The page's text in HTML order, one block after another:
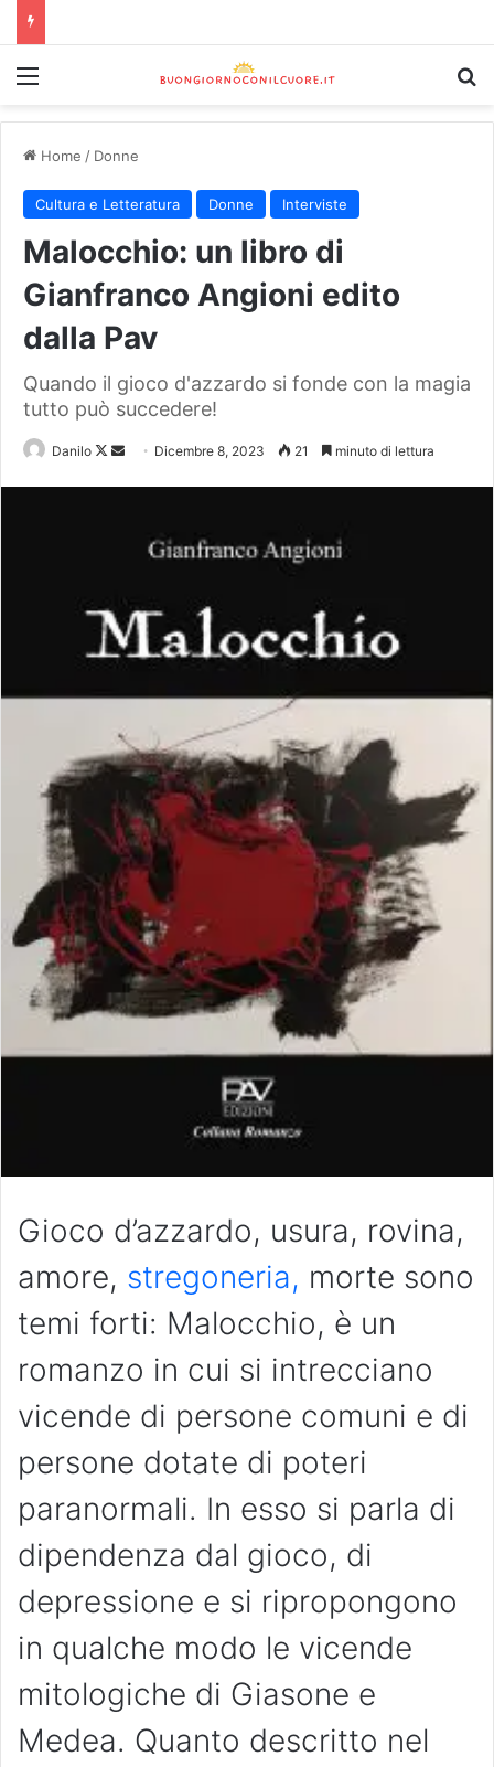
Home / Donne
Cultura e Letteratura Donne Interviste
Malocchio: un libro di
Gianfranco Angioni edito
dalla Pav
Quando il gioco d'azzardo si fonde con la magia
tutto può succedere!
Danilo Dicembre 8, 2023 21 minuto di lettura
Gioco d’azzardo, usura, rovina,
amore, stregoneria, morte sono
temi forti: Malocchio, è un
romanzo in cui si intrecciano
vicende di persone comuni e di
persone dotate di poteri
paranormali. In esso si parla di
dipendenza dal gioco, di
depressione e si ripropongono
in qualche modo le vicende
mitologiche di Giasone e
Medea. Quanto descritto nel